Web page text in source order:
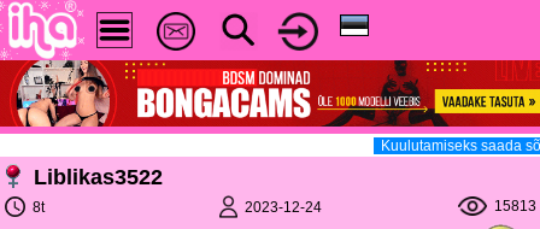
Kuulutamiseks saada
Liblikas3522
8t 2023-12-24 15813